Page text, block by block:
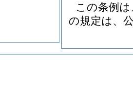
この条例
の規定は、